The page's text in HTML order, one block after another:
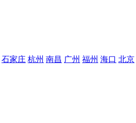
石家庄 杭州 南昌 广州 福州 海口 北京